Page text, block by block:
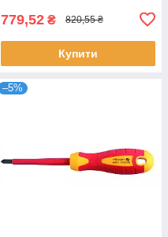
779,52 ₴ 820,55 ₴
Купити
–5%